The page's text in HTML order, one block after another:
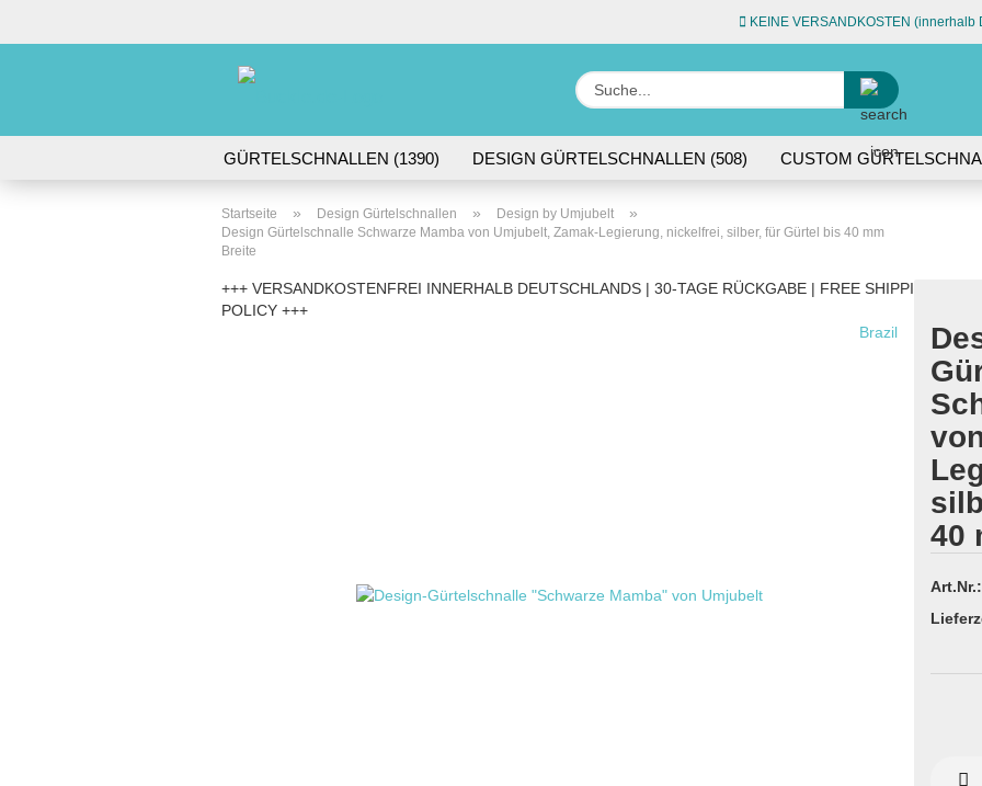
KEINE VERSANDKOSTEN (innerhalb
Sprache auswählen
Konto
Suche...
GÜRTELSCHNALLEN (1390) DESIGN GÜRTELSCHNALLEN (508) CUSTOM
Startseite » Design Gürtelschnallen » Design by Umjubelt »
Design Gürtelschnalle Schwarze Mamba von Umjubelt, Zamak-Legierung, nickelfrei, silber, für Gürtel bis 40 mm
Breite
+++ VERSANDKOSTENFREI INNERHALB DEUTSCHLANDS | 30-TAGE RÜCKGABE | FREE SHIPPING
POLICY +++
Brazil
40
Art.Nr.: